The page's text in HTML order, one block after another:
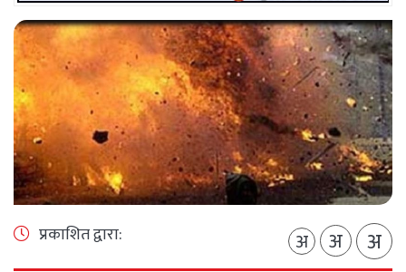
प्रकाशित द्वारा: अ अ अ